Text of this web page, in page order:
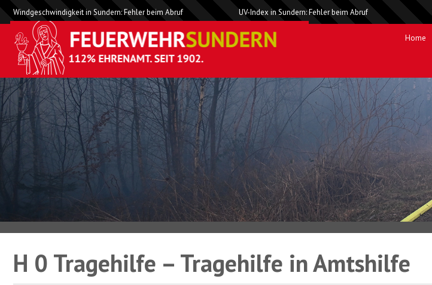
Windgeschwindigkeit in Sundern: Fehler beim Abruf UV-Index in Sundern: Fehler beim Abruf
Home
H 0 Tragehilfe – Tragehilfe in Amtshilfe